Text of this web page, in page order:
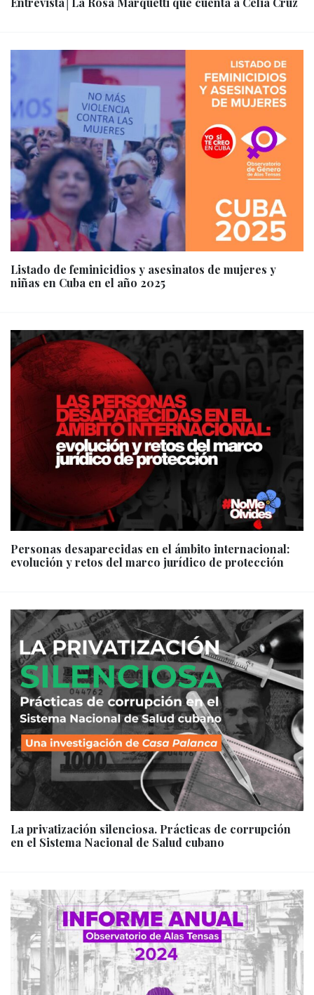
Listado de feminicidios y asesinatos de mujeres y
niñas en Cuba en el año 2025
Personas desaparecidas en el ámbito internacional:
evolución y retos del marco jurídico de protección
La privatización silenciosa. Prácticas de corrupción
en el Sistema Nacional de Salud cubano